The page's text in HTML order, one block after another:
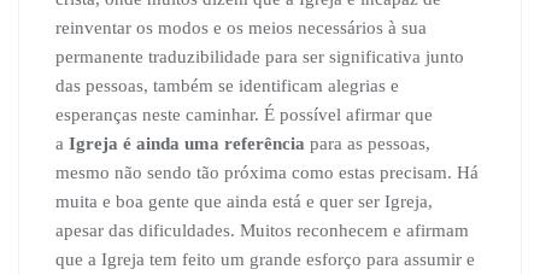
reinventar os modos e os meios necessários à sua
permanente traduzibilidade para ser significativa junto
das pessoas, também se identificam alegrias e
esperanças neste caminhar. É possível afirmar que
a Igreja é ainda uma referência para as pessoas,
mesmo não sendo tão próxima como estas precisam. Há
muita e boa gente que ainda está e quer ser Igreja,
apesar das dificuldades. Muitos reconhecem e afirmam
que a Igreja tem feito um grande esforço para assumir e